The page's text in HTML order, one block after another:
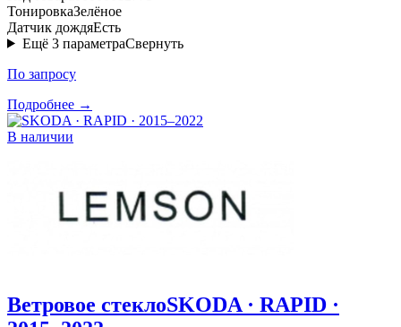
ТонировкаЗелёное
Датчик дождяЕсть
Ещё 3 параметраСвернуть
По запросу
Подробнее →
В наличии
Ветровое стеклоSKODA · RAPID ·